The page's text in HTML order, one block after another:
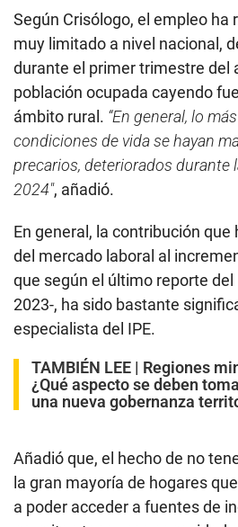
Según Crisólogo, el empleo ha
muy limitado a nivel nacional,
durante el primer trimestre del
población ocupada cayendo
ámbito rural. “En general, lo
condiciones de vida se hayan
precarios, deteriorados durante
2024″, añadió.
En general, la contribución
del mercado laboral al
que según el último reporte del
2023-, ha sido bastante
especialista del IPE.
TAMBIÉN LEE | Regiones
¿Qué aspecto se deben
una nueva gobernanza
Añadió que, el hecho de no
la gran mayoría de hogares
a poder acceder a fuentes de